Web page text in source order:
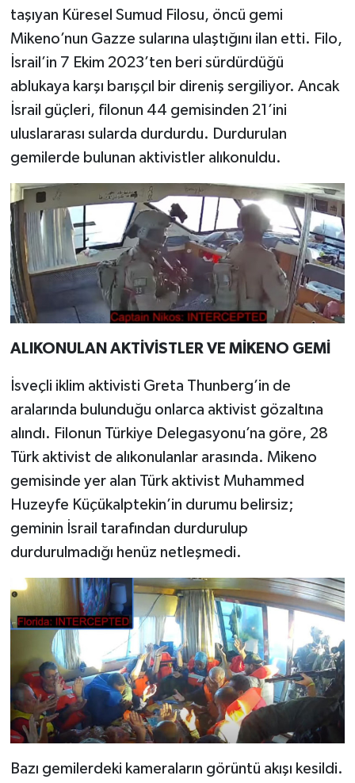
taşıyan Küresel Sumud Filosu, öncü gemi
Mikeno’nun Gazze sularına ulaştığını ilan etti. Filo,
İsrail’in 7 Ekim 2023’ten beri sürdürdüğü
ablukaya karşı barışçıl bir direniş sergiliyor. Ancak
İsrail güçleri, filonun 44 gemisinden 21’ini
uluslararası sularda durdurdu. Durdurulan
gemilerde bulunan aktivistler alıkonuldu.
ALIKONULAN AKTİVİSTLER VE MİKENO GEMİ
İsveçli iklim aktivisti Greta Thunberg’in de
aralarında bulunduğu onlarca aktivist gözaltına
alındı. Filonun Türkiye Delegasyonu’na göre, 28
Türk aktivist de alıkonulanlar arasında. Mikeno
gemisinde yer alan Türk aktivist Muhammed
Huzeyfe Küçükalptekin’in durumu belirsiz;
geminin İsrail tarafından durdurulup
durdurulmadığı henüz netleşmedi.
Bazı gemilerdeki kameraların görüntü akışı kesildi.
YAŞAM